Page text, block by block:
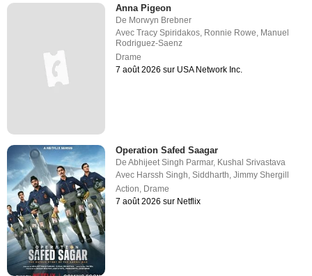
Anna Pigeon
De Morwyn Brebner
AvecTracy Spiridakos, Ronnie Rowe, Manuel
Rodriguez-Saenz
Drame
7 août 2026 sur USA Network Inc.
Operation Safed Saagar
DeAbhijeet Singh Parmar, Kushal Srivastava
Avec Harssh Singh ,Siddharth ,Jimmy Shergill
Action Drame
7 août 2026 sur Netflix